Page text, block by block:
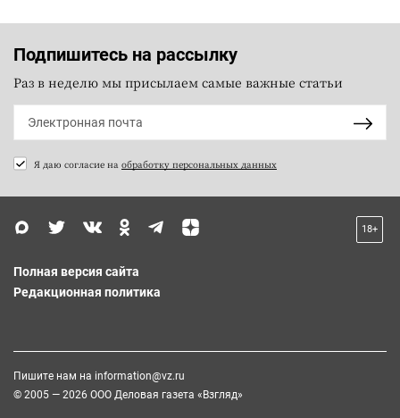
Подпишитесь на рассылку
Раз в неделю мы присылаем самые важные статьи
Я даю согласие на обработку персональных данных
18+
Полная версия сайта
Редакционная политика
Пишите нам на information@vz.ru
© 2005 — 2026 ООО Деловая газета «Взгляд»